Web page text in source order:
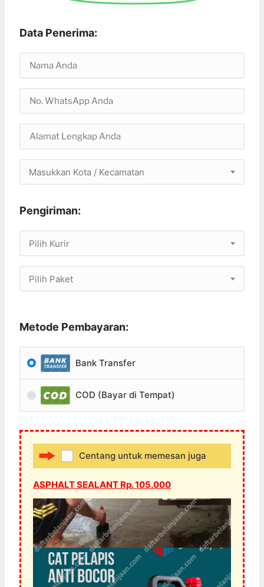
Data Penerima:
Masukkan Kota / Kecamatan
Pengiriman:
Pilih Kurir
Pilih Paket
Metode Pembayaran:
Bank Transfer
COD (Bayar di Tempat)
Centang untuk memesan juga
ASPHALT SEALANT Rp. 105.000